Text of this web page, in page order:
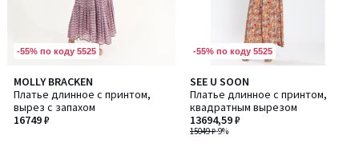
-55% по коду 5525
MOLLY BRACKEN
Платье длинное с принтом,
вырез с запахом
16749 ₽
-55% по коду 5525
SEE U SOON
Платье длинное с принтом,
квадратным вырезом
15049 ₽-9%
13694,59 ₽